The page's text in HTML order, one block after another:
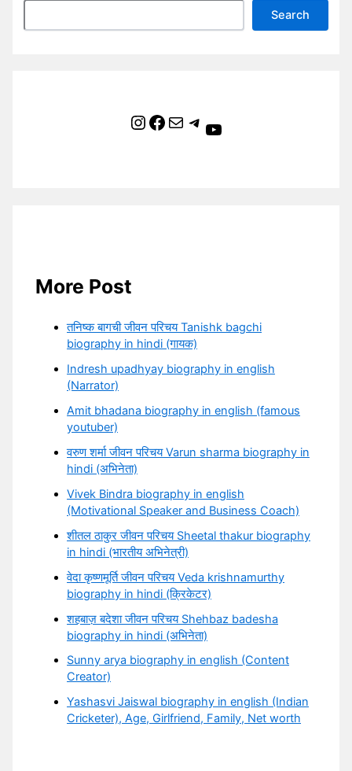
Search
Instagram Facebook Mail Telegram YouTube
More Post
तनिष्क बागची जीवन परिचय Tanishk bagchi
biography in hindi (गायक)
Indresh upadhyay biography in english
(Narrator)
Amit bhadana biography in english (famous
youtuber)
वरुण शर्मा जीवन परिचय Varun sharma biography in
hindi (अभिनेता)
Vivek Bindra biography in english
(Motivational Speaker and Business Coach)
शीतल ठाकुर जीवन परिचय Sheetal thakur biography
in hindi (भारतीय अभिनेत्री)
वेदा कृष्णमूर्ति जीवन परिचय Veda krishnamurthy
biography in hindi (क्रिकेटर)
शहबाज़ बदेशा जीवन परिचय Shehbaz badesha
biography in hindi (अभिनेता)
Sunny arya biography in english (Content
Creator)
Yashasvi Jaiswal biography in english (Indian
Cricketer), Age, Girlfriend, Family, Net worth